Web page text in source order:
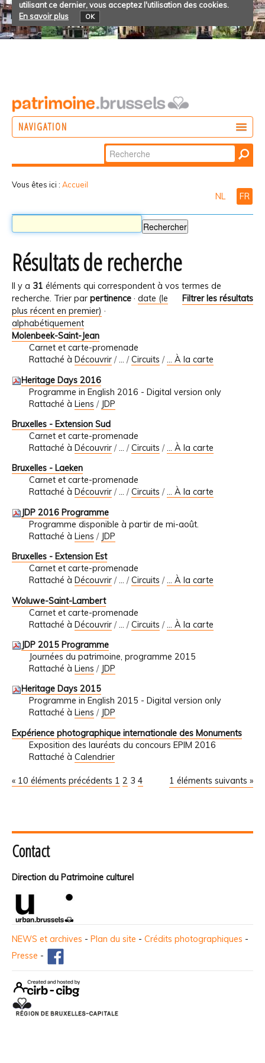
utilisant ce dernier, vous acceptez l'utilisation des cookies.
En savoir plus
OK
NAVIGATION
Chercher par
Recherche
Vous êtes ici : Accueil
NL FR
Résultats de recherche
Il y a 31 éléments qui correspondent à vos termes de
recherche.
Filtrer les résultats
Trier par pertinence · date (le
plus récent en premier) ·
alphabétiquement
Molenbeek-Saint-Jean
Carnet et carte-promenade
Rattaché à Découvrir /… /Circuits /... À la carte
Heritage Days 2016
Programme in English 2016 - Digital version only
Rattaché à Liens / JDP
Bruxelles - Extension Sud
Carnet et carte-promenade
Rattaché à Découvrir /… /Circuits /... À la carte
Bruxelles - Laeken
Carnet et carte-promenade
Rattaché à Découvrir /… /Circuits /... À la carte
JDP 2016 Programme
Programme disponible à partir de mi-août.
Rattaché à Liens / JDP
Bruxelles - Extension Est
Carnet et carte-promenade
Rattaché à Découvrir /… /Circuits /... À la carte
Woluwe-Saint-Lambert
Carnet et carte-promenade
Rattaché à Découvrir / /Circuits /
... À la carte
JDP 2015 Programme
Journées du patrimoine, programme 2015
Rattaché à Liens / JDP
Heritage Days 2015
Programme in English 2015 - Digital version only
Rattaché à Liens / JDP
Expérience photographique internationale des Monuments
Exposition des lauréats du concours EPIM 2016
Rattaché à Calendrier
« 10 éléments précédents 1 éléments suivants »
1 2 3 4
Contact
Direction du Patrimoine culturel
NEWS et archives - Plan du site - Crédits photographiques -
Presse -